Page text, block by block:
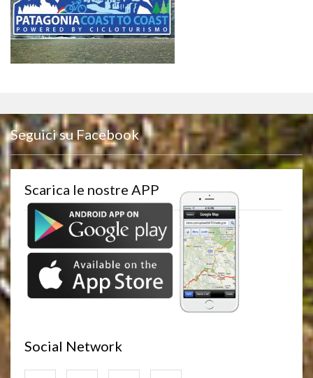
Seguici su Facebook
Scarica le nostre APP
Social Network